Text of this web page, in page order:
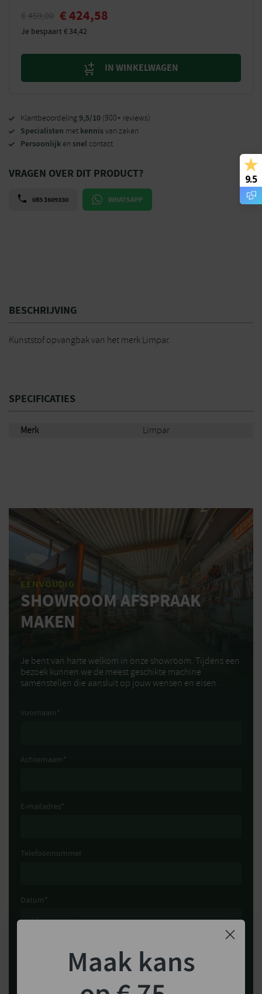
€ 459,00 €424,58
Je bespaart€34,42
IN WINKELWAGEN
Klantbeoordeling9,5/10 (900+ reviews)
Specialisten met kennisvan zaken
Persoonlijk en snel contact
VRAGEN OVER DIT PRODUCT?
085 1609330 WHATSAPP
BESCHRIJVING
Kunststof opvangbak van het merk Limpar.
SPECIFICATIES
Merk Limpar
EENVOUDIG
SHOWROOM AFSPRAAK
MAKEN
Je bent van harte welkom in onze showroom. Tijdens een
bezoek kunnen we de meest geschikte machine
samenstellen die aansluit op jouw wensen en eisen.
Voornaam *
Achternaam *
E-mailadres*
Telefoonnummer
Datum *
9.5
Maak kans